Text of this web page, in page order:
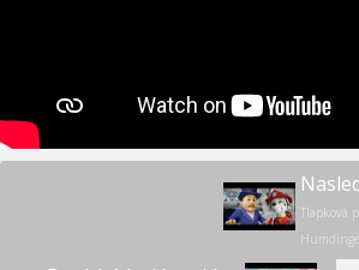
Tlapková